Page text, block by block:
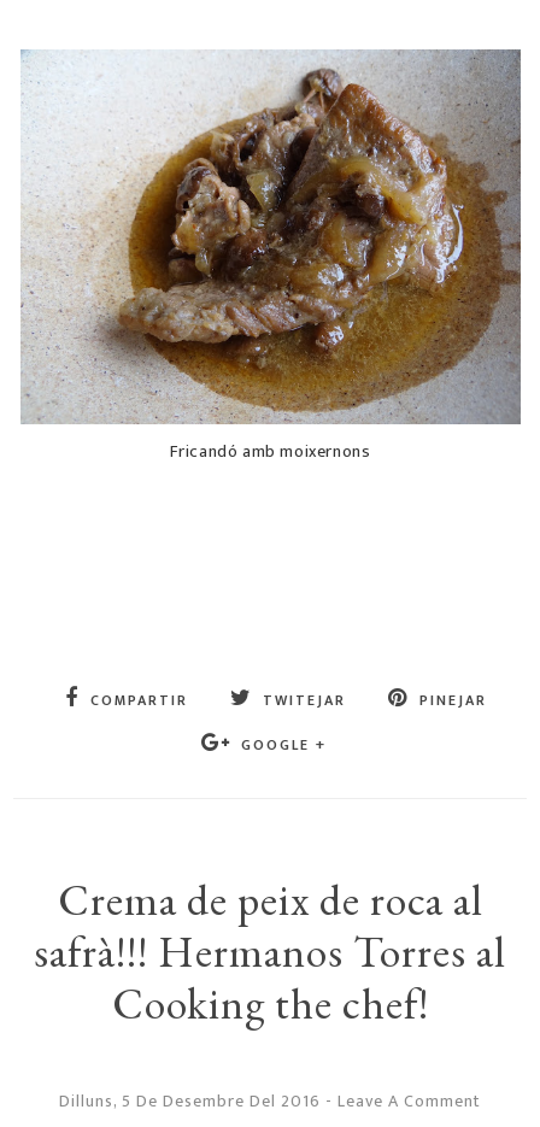
Fricandó amb moixernons
COMPARTIR TWITEJAR
PINEJAR
GOOGLE +
Crema de peix de roca al
safrà!!! Hermanos Torres al
Cooking the chef!
Dilluns, 5 De Desembre Del 2016 - Leave A Comment